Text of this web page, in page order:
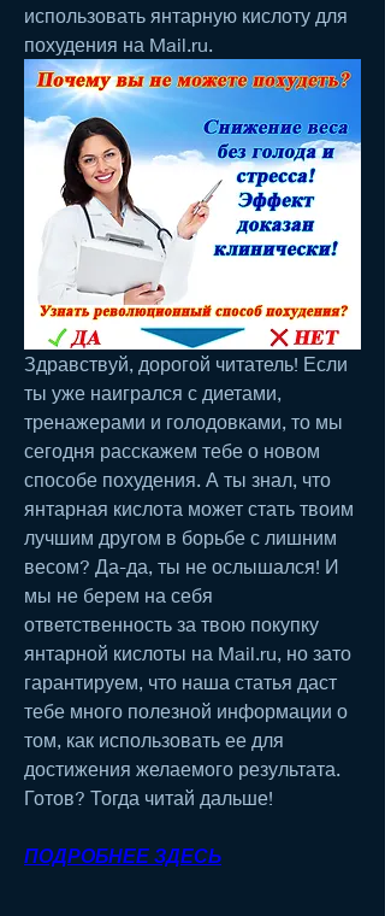
использовать янтарную кислоту для
похудения на Mail.ru.
Здравствуй, дорогой читатель! Если
ты уже наигрался с диетами,
тренажерами и голодовками, то мы
сегодня расскажем тебе о новом
способе похудения. А ты знал, что
янтарная кислота может стать твоим
лучшим другом в борьбе с лишним
весом? Да-да, ты не ослышался! И
мы не берем на себя
ответственность за твою покупку
янтарной кислоты на Mail.ru, но зато
гарантируем, что наша статья даст
тебе много полезной информации о
том, как использовать ее для
достижения желаемого результата.
Готов? Тогда читай дальше!
ПОДРОБНЕЕ ЗДЕСЬ